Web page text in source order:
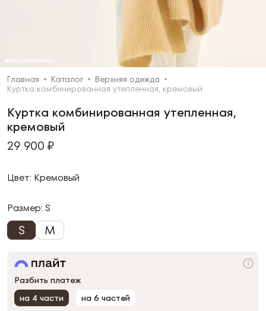
Главная Каталог
Верхняя одежда
Куртка комбинированная утепленная, кремовый
Куртка комбинированная утепленная,
кремовый
29 900 ₽
Цвет: Кремовый
Размер: S
S M
Разбить платеж
на 4 части
на 6 частей